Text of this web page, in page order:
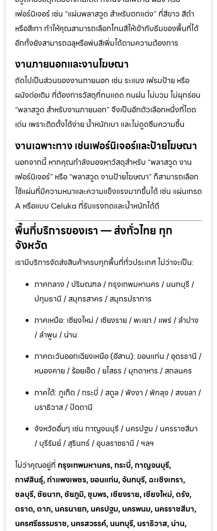
เฟอร์นิเจอร์ เช่น “แผ่นพลาสวูด สำหรับตกแต่ง” ที่สีขาว สีดำ
หรือสีเทา ทำให้คุณสามารถเลือกโทนสีให้เข้ากับธีมของพื้นที่ได้
อีกทั้งยังสามารถฉลุหรือพ่นสีเพิ่มได้ตามความต้องการ
งานภายนอกและงานโฆษณา
ถัดไปเป็นส่วนของงานภายนอก เช่น ระแนง เฟรมป้าย หรือ
ผนังต่อเติม ที่ต้องการวัสดุที่ทนแดด ทนฝน ไม่บวม ไม่ผุกร่อน
“พลาสวูด สำหรับงานภายนอก” จึงเป็นอีกตัวเลือกหนึ่งที่โดด
เด่น เพราะติดตั้งได้ง่าย น้ำหนักเบา และไม่ดูดซึมความชื้น
งานเฉพาะทาง เช่นเฟอร์นิเจอร์และป้ายโฆษณา
นอกจากนี้ หากคุณกำลังมองหาวัสดุสำหรับ “พลาสวูด งาน
เฟอร์นิเจอร์” หรือ “พลาสวูด งานป้ายโฆษณา” ก็สามารถเลือก
ใช้แผ่นที่มีความหนาและความแข็งแรงมากขึ้นได้ เช่น แผ่นเกรด
A หรือแบบ Celuka ที่รับแรงกดและน้ำหนักได้ดี
พื้นที่บริการของเรา — ส่งทั่วไทย ทุก
จังหวัด
เรามีบริการจัดส่งสินค้าครบทุกพื้นที่ทั่วประเทศ ไม่ว่าจะเป็น:
ภาคกลาง / ปริมณฑล / กรุงเทพมหานคร / นนทบุรี /
ปทุมธานี / สมุทรสาคร / สมุทรปราการ
ภาคเหนือ: เชียงใหม่ / เชียงราย / พะเยา / แพร่ / ลำปาง
/ ลำพูน / น่าน
ภาคตะวันออกเฉียงเหนือ (อีสาน): ขอนแก่น / อุดรธานี /
หนองคาย / ร้อยเอ็ด / ยโสธร / มุกดาหาร / สกลนคร
ภาคใต้: ภูเก็ต / กระบี่ / สตูล / พังงา / พัทลุง / สงขลา /
นราธิวาส / ปัตตานี
จังหวัดอื่นๆ เช่น กาญจนบุรี / นครปฐม / นครราชสีมา
/ บุรีรัมย์ / สุรินทร์ / อุบลราชธานี / ฯลฯ
ไม่ว่าคุณอยู่ที่ กรุงเทพมหานคร, กระบี่, กาญจนบุรี,
กาฬสินธุ์, กำแพงเพชร, ขอนแก่น, จันทบุรี, ฉะเชิงเทรา,
ชลบุรี, ชัยนาท, ชัยภูมิ, ชุมพร, เชียงราย, เชียงใหม่, ตรัง,
ตราด, ตาก, นครนายก, นครปฐม, นครพนม, นครราชสีมา,
นครศรีธรรมราช, นครสวรรค์, นนทบุรี, นราธิวาส, น่าน,